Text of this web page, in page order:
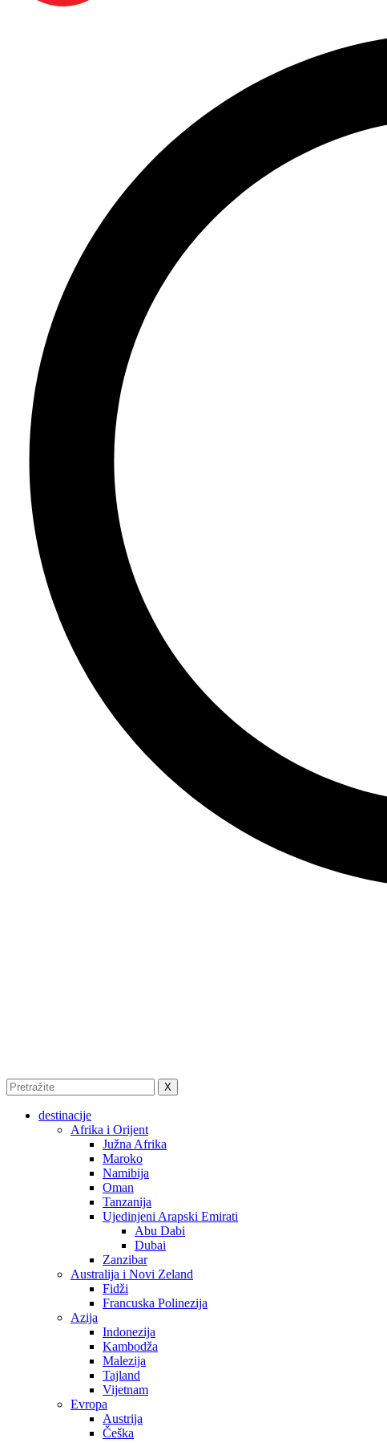
X
destinacije
Afrika i Orijent
Južna Afrika
Maroko
Namibija
Oman
Tanzanija
Ujedinjeni Arapski Emirati
Abu Dabi
Dubai
Zanzibar
Australija i Novi Zeland
Fidži
Francuska Polinezija
Azija
Indonezija
Kambodža
Malezija
Tajland
Vijetnam
Evropa
Austrija
Češka